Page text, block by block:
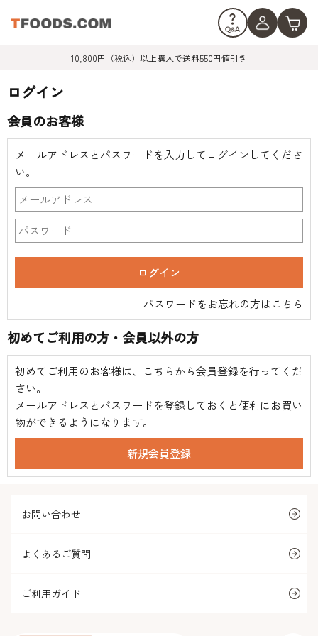
10,800円（税込）以上購入で送料550円値引き
ログイン
会員のお客様
メールアドレスとパスワードを入力してログインしてくださ
い。
パスワードをお忘れの方はこちら
初めてご利用の方・会員以外の方
初めてご利用のお客様は、こちらから会員登録を行ってくだ
さい。
メールアドレスとパスワードを登録しておくと便利にお買い
物ができるようになります。
お問い合わせ
よくあるご質問
ご利用ガイド